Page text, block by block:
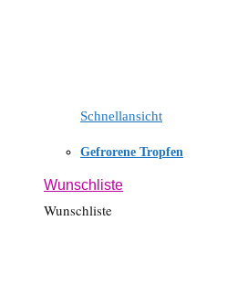
Schnellansicht
Gefrorene Tropfen
Wunschliste
Wunschliste